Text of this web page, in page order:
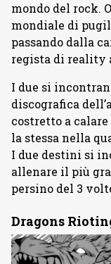
mondo del rock.
mondiale di
passando dalla
regista di reality
I due si
discografica
costretto a
la stessa nella
I due destini si
allenare il più
persino del 3
Dragons